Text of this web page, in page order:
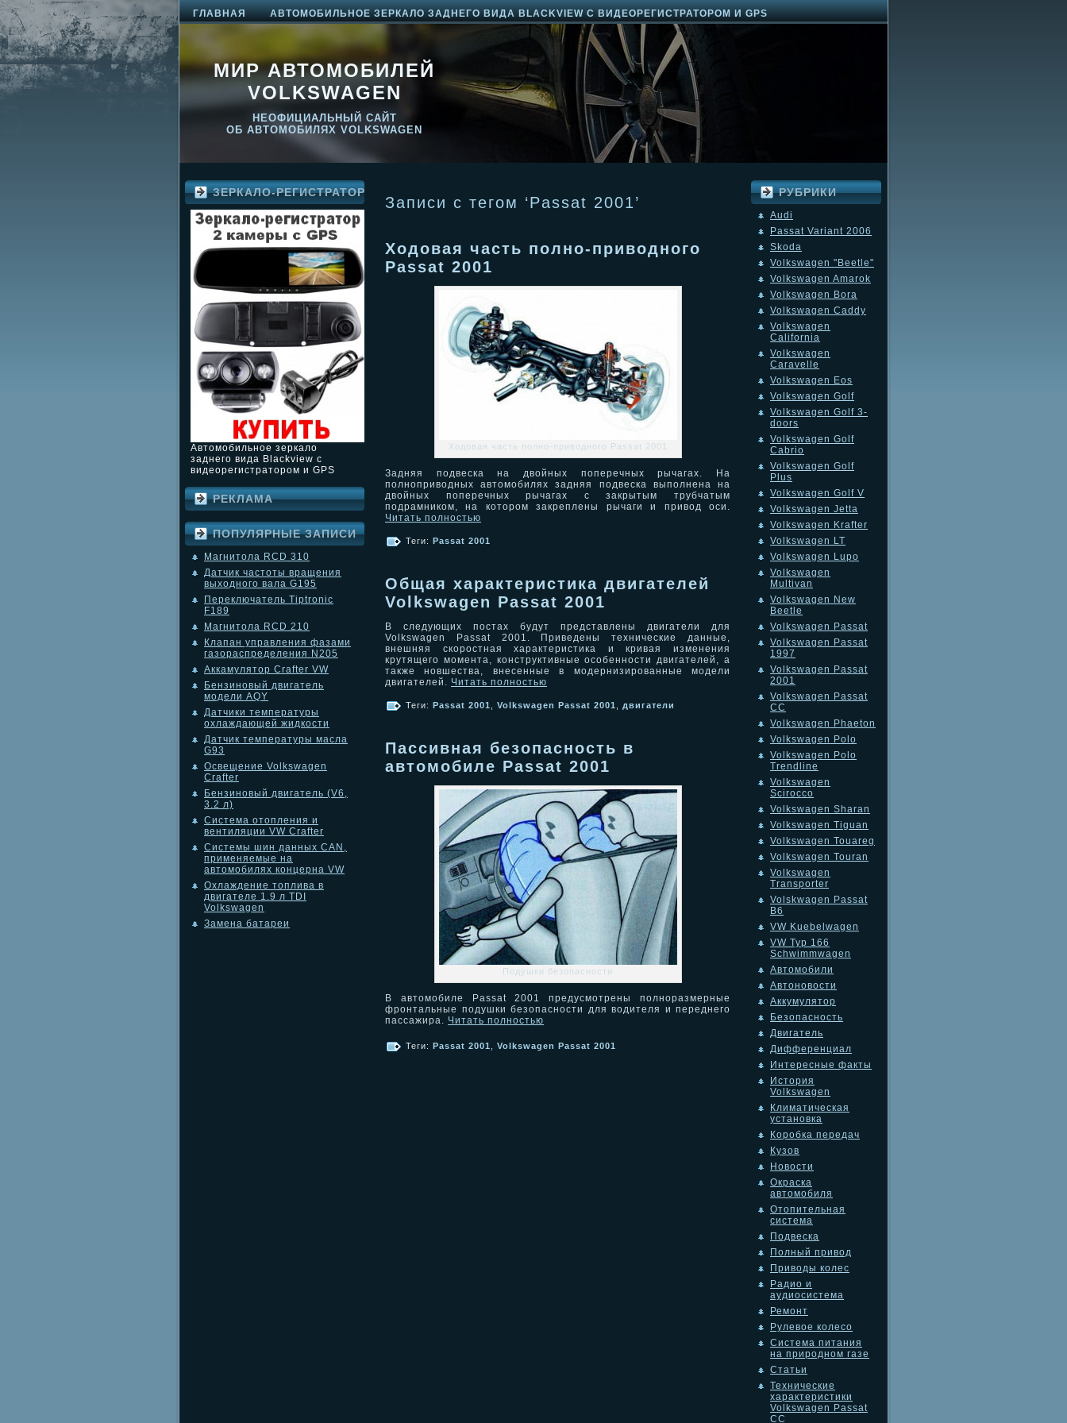
ГЛАВНАЯ АВТОМОБИЛЬНОЕ ЗЕРКАЛО ЗАДНЕГО ВИДА BLACKVIEW С ВИДЕОРЕГИСТРАТОРОМ И GPS
МИР АВТОМОБИЛЕЙ
VOLKSWAGEN
НЕОФИЦИАЛЬНЫЙ САЙТ
ОБ АВТОМОБИЛЯХ VOLKSWAGEN
ЗЕРКАЛО-РЕГИСТРАТОР
Автомобильное зеркало
заднего вида Blackview с
видеорегистратором и GPS
РЕКЛАМА
ПОПУЛЯРНЫЕ ЗАПИСИ
Магнитола RCD 310
Датчик частоты вращения
выходного вала G195
Переключатель Tiptronic
F189
Магнитола RCD 210
Клапан управления фазами
газораспределения N205
Аккамулятор Crafter VW
Бензиновый двигатель
модели AQY
Датчики температуры
охлаждающей жидкости
Датчик температуры масла
G93
Освещение Volkswagen
Crafter
Бензиновый двигатель (V6,
3.2 л)
Система отопления и
вентиляции VW Crafter
Системы шин данных CAN,
применяемые на
автомобилях концерна VW
Охлаждение топлива в
двигателе 1.9 л TDI
Volkswagen
Замена батареи
Записи с тегом ‘Passat 2001’
Ходовая часть полно-приводного
Passat 2001
Ходовая часть полно-приводного Passat 2001
Задняя подвеска на двойных поперечных рычагах. На
полноприводных автомобилях задняя подвеска выполнена на
двойных поперечных рычагах с закрытым трубчатым
подрамником, на котором закреплены рычаги и привод оси.
Читать полностью
Теги: Passat 2001
Общая характеристика двигателей
Volkswagen Passat 2001
В следующих постах будут представлены двигатели для
Volkswagen Passat 2001. Приведены технические данные,
внешняя скоростная характеристика и кривая изменения
крутящего момента, конструктивные особенности двигателей, а
также новшества, внесенные в модернизированные модели
двигателей. Читать полностью
Теги: Passat 2001 Volkswagen Passat 2001 двигатели
Пассивная безопасность в
автомобиле Passat 2001
Подушки безопасности
В автомобиле Passat 2001 предусмотрены полноразмерные
фронтальные подушки безопасности для водителя и переднего
пассажира. Читать полностью
Теги: Passat 2001 Volkswagen Passat 2001
РУБРИКИ
Audi
Passat Variant 2006
Skoda
Volkswagen "Beetle"
Volkswagen Amarok
Volkswagen Bora
Volkswagen Caddy
Volkswagen
California
Volkswagen
Caravelle
Volkswagen Eos
Volkswagen Golf
Volkswagen Golf 3-
doors
Volkswagen Golf
Cabrio
Volkswagen Golf
Plus
Volkswagen Golf V
Volkswagen Jetta
Volkswagen Krafter
Volkswagen LT
Volkswagen Lupo
Volkswagen
Multivan
Volkswagen New
Beetle
Volkswagen Passat
Volkswagen Passat
1997
Volkswagen Passat
2001
Volkswagen Passat
CC
Volkswagen Phaeton
Volkswagen Polo
Volkswagen Polo
Trendline
Volkswagen
Scirocco
Volkswagen Sharan
Volkswagen Tiguan
Volkswagen Touareg
Volkswagen Touran
Volkswagen
Transporter
Volskwagen Passat
B6
VW Kuebelwagen
VW Typ 166
Schwimmwagen
Автомобили
Автоновости
Аккумулятор
Безопасность
Двигатель
Дифференциал
Интересные факты
История
Volkswagen
Климатическая
установка
Коробка передач
Кузов
Новости
Окраска
автомобиля
Отопительная
система
Подвеска
Полный привод
Приводы колес
Радио и
аудиосистема
Ремонт
Рулевое колесо
Система питания
на природном газе
Статьи
Технические
характеристики
Volkswagen Passat
CC